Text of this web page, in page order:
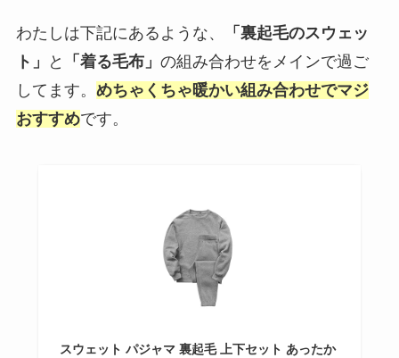
わたしは下記にあるような、
「裏起毛のスウェッ
ト」
と 「着る毛布」 の組み合わせをメインで過ご
してます。 めちゃくちゃ暖かい組み合わせでマジ
おすすめです。
スウェット パジャマ 裏起毛 上下セット あったか